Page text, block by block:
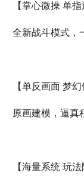
【掌心微操 单指
全新战斗模式，
【单反画面 梦幻
原画建模，逼真
【海量系统 玩法